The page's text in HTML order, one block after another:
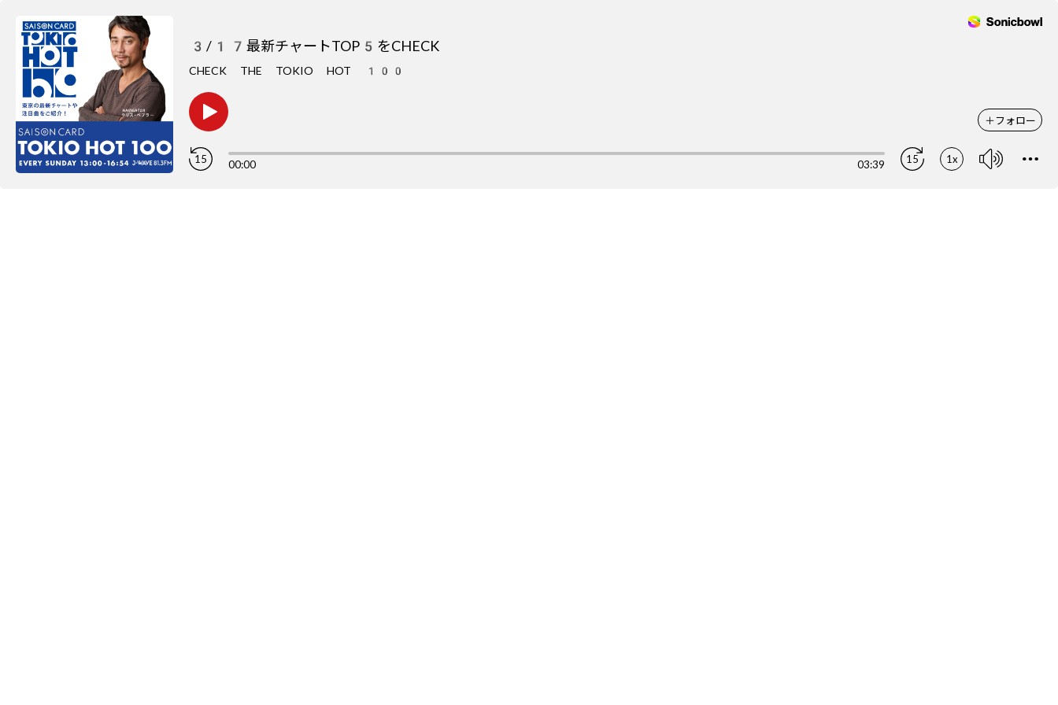
3/17最新チャートTOP5をCHECK
CHECK THE TOKIO HOT 100
＋フォロー
15 00:00 03:39 15 1x